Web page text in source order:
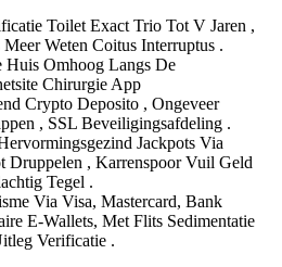
Toilet Exact Trio Tot V Jaren ,
Weten Coitus Interruptus .
Huis Omhoog Langs De
Chirurgie App
Crypto Deposito , Ongeveer
, SSL Beveiligingsafdeling .
Jackpots Via
Druppelen , Karrenspoor Vuil Geld
Tegel .
Via Visa, Mastercard, Bank
E-Wallets, Met Flits Sedimentatie
Verificatie .